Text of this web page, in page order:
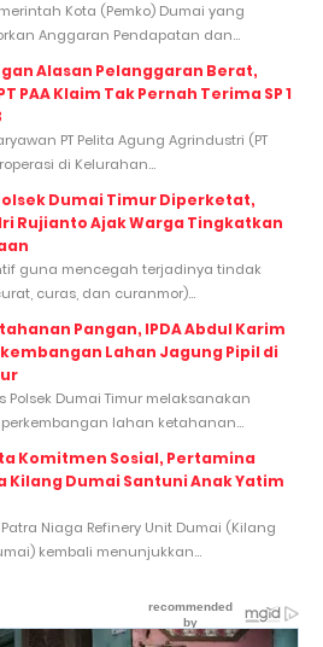
Kota (Pemko) Dumai yang
Anggaran Pendapatan dan...
Alasan Pelanggaran Berat,
PAA Klaim Tak Pernah Terima SP 1
PT Pelita Agung Agrindustri (PT
di Kelurahan...
Dumai Timur Diperketat,
Rujianto Ajak Warga Tingkatkan
guna mencegah terjadinya tindak
curas, dan curanmor)...
Pangan, IPDA Abdul Karim
Lahan Jagung Pipil di
Polsek Dumai Timur melaksanakan
lahan ketahanan...
Komitmen Sosial, Pertamina
Kilang Dumai Santuni Anak Yatim
Patra Niaga Refinery Unit Dumai (Kilang
kembali menunjukkan...